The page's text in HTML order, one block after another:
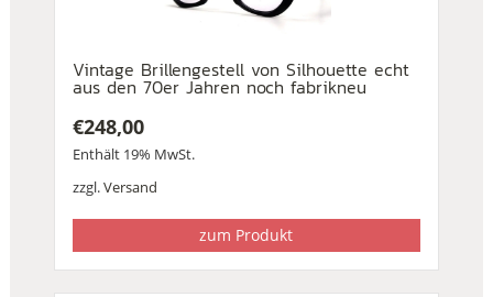
Vintage Brillengestell von Silhouette echt
aus den 70er Jahren noch fabrikneu
€248,00
Enthält 19% MwSt.
zzgl.Versand
zum Produkt